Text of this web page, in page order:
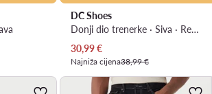
DC Shoes
Donji dio trenerke · Siva · Regular Fit
Trenutna cijena
30,99€
Najniža cijena38,99 €